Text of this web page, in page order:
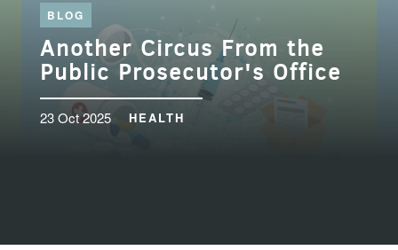
BLOG
Another Circus From the
Public Prosecutor's Office
23 Oct 2025 HEALTH